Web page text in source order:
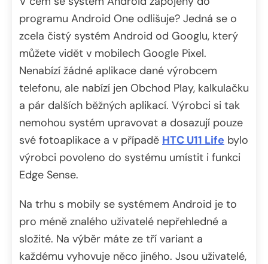
programu Android One odlišuje? Jedná se o
zcela čistý systém Android od Googlu, který
můžete vidět v mobilech Google Pixel.
Nenabízí žádné aplikace dané výrobcem
telefonu, ale nabízí jen Obchod Play, kalkulačku
a pár dalších běžných aplikací. Výrobci si tak
nemohou systém upravovat a dosazují pouze
své fotoaplikace a v případě HTC U11 Life bylo
výrobci povoleno do systému umístit i funkci
Edge Sense.
Na trhu s mobily se systémem Android je to
pro méně znalého uživatelé nepřehledné a
složité. Na výběr máte ze tří variant a
každému vyhovuje něco jiného. Jsou uživatelé,